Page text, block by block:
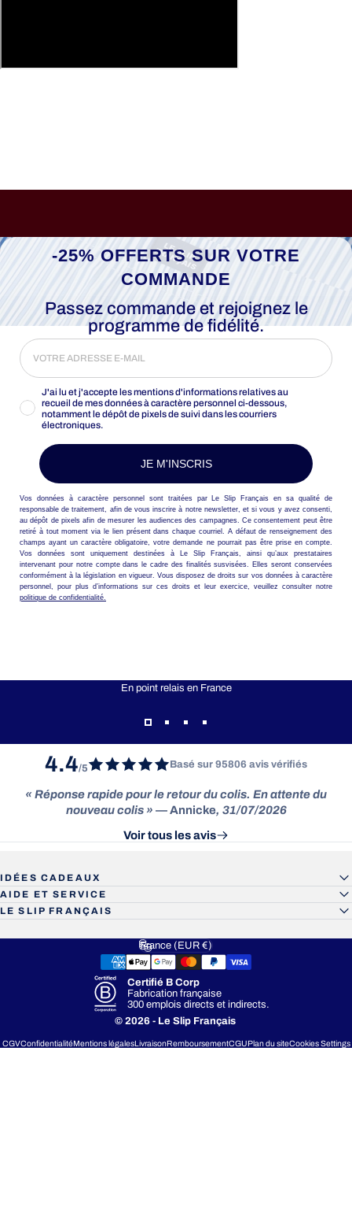
-25% OFFERTS SUR VOTRE
COMMANDE
Passez commande et rejoignez le
programme de fidélité.
J'ai lu et j'accepte les mentions d'informations relatives au
recueil de mes données à caractère personnel ci-dessous,
notamment le dépôt de pixels de suivi dans les courriers
électroniques.
JE M'INSCRIS
Vos données à caractère personnel sont traitées par Le Slip Français en sa qualité de
responsable de traitement, afin de vous inscrire à notre newsletter, et si vous y avez consenti,
au dépôt de pixels afin de mesurer les audiences des campagnes. Ce consentement peut être
retiré à tout moment via le lien présent dans chaque courriel. A défaut de renseignement des
champs ayant un caractère obligatoire, votre demande ne pourrait pas être prise en compte.
Vos données sont uniquement destinées à Le Slip Français, ainsi qu’aux prestataires
intervenant pour notre compte dans le cadre des finalités susvisées. Elles seront conservées
conformément à la législation en vigueur. Vous disposez de droits sur vos données à caractère
personnel, pour plus d’informations sur ces droits et leur exercice, veuillez consulter notre
politique de confidentialité.
En point relais en France
4.4/5 Basé sur 95806 avis vérifiés
« Réponse rapide pour le retour du colis. En attente du
nouveau colis » — Annicke, 31/07/2026
Voir tous les avis
IDÉES CADEAUX
AIDE ET SERVICE
LE SLIP FRANÇAIS
© 2026 - Le Slip Français
CGVConfidentialitéMentions légalesLivraisonRemboursementCGUPlan du siteCookies Settings
Certifié B Corp
Fabrication française
300 emplois directs et indirects.
Pays/région France (EUR €)